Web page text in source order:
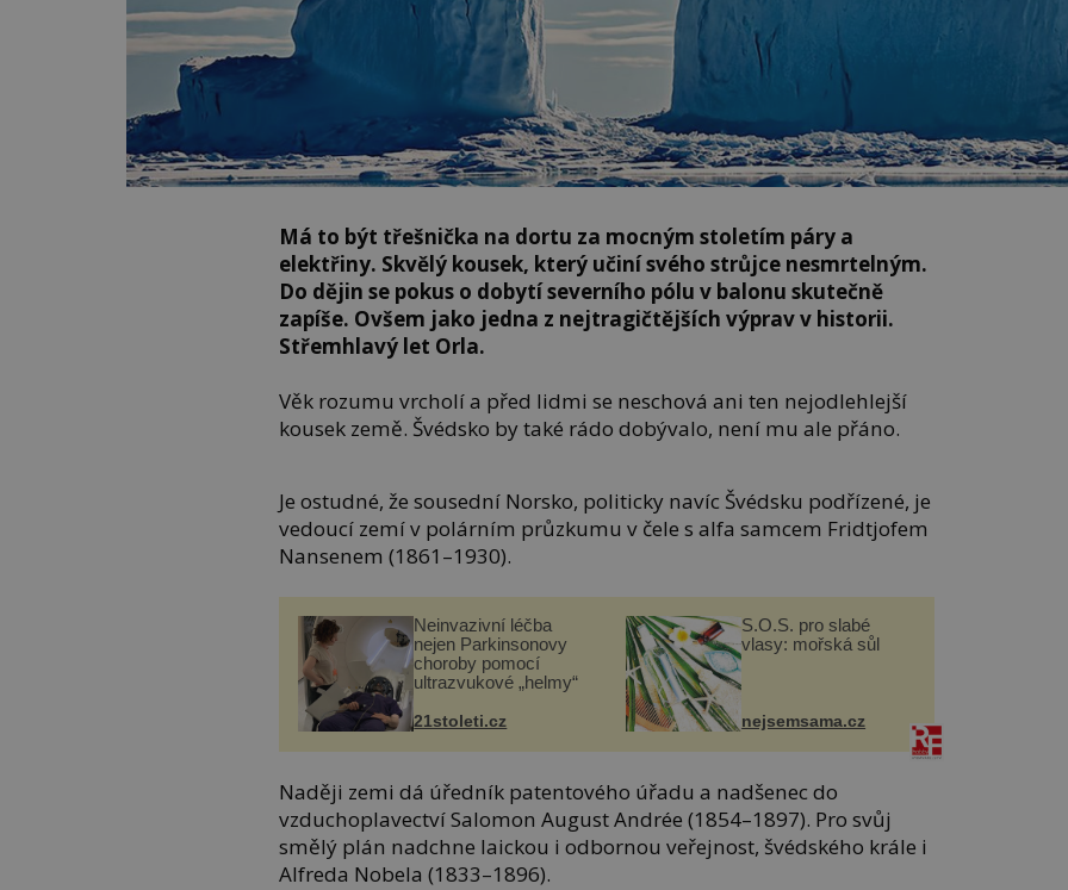
Má to být třešnička na dortu za mocným stoletím páry a
elektřiny. Skvělý kousek, který učiní svého strůjce nesmrtelným.
Do dějin se pokus o dobytí severního pólu v balonu skutečně
zapíše. Ovšem jako jedna z nejtragičtějších výprav v historii.
Střemhlavý let Orla.
Věk rozumu vrcholí a před lidmi se neschová ani ten nejodlehlejší
kousek země. Švédsko by také rádo dobývalo, není mu ale přáno.
Je ostudné, že sousední Norsko, politicky navíc Švédsku podřízené, je
vedoucí zemí v polárním průzkumu v čele s alfa samcem Fridtjofem
Nansenem (1861–1930).
Neinvazivní léčba
nejen Parkinsonovy
choroby pomocí
ultrazvukové „helmy“
21stoleti.cz
S.O.S. pro slabé
vlasy: mořská sůl
nejsemsama.cz
Naději zemi dá úředník patentového úřadu a nadšenec do
vzduchoplavectví Salomon August Andrée (1854–1897). Pro svůj
smělý plán nadchne laickou i odbornou veřejnost, švédského krále i
Alfreda Nobela (1833–1896).